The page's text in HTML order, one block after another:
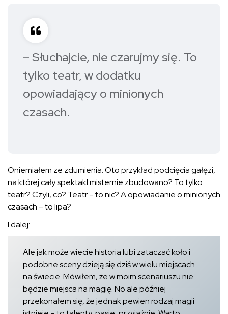
– Słuchajcie, nie czarujmy się. To
tylko teatr, w dodatku
opowiadający o minionych
czasach.
Oniemiałem ze zdumienia. Oto przykład podcięcia gałęzi,
na której cały spektakl misternie zbudowano? To tylko
teatr? Czyli, co? Teatr – to nic? A opowiadanie o minionych
czasach – to lipa?
I dalej:
Ale jak może wiecie historia lubi zataczać koło i
podobne sceny dzieją się dziś w wielu miejscach
na świecie. Mówiłem, że w moim scenariuszu nie
będzie miejsca na magię. No ale później
przekonałem się, że jednak pewien rodzaj magii